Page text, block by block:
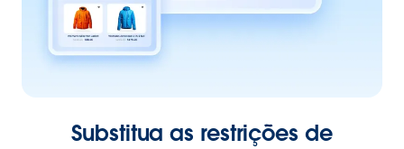
Substitua as restrições de